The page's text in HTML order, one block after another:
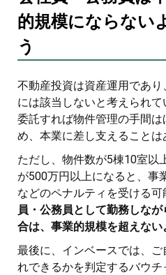
的規模にならない
う
不動産投資は資産運用であ
には該当しないと考えられ
委託すれば物件管理の手間
め、本業に差し支えることは
ただし、物件数が5棟10室以
が500万円以上になると、事
などのペナルティを受ける可
員・公務員として勤務しな
合は、事業的規模を超えない
最後に、インベースでは、
れできるかを判定するバウ